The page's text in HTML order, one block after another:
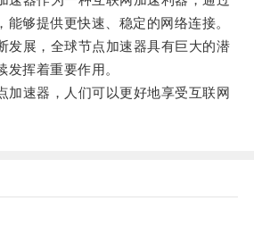
能够提供更快速、稳定的网络连接。
展，全球节点加速器具有巨大的潜
发挥着重要作用。
速器，人们可以更好地享受互联网